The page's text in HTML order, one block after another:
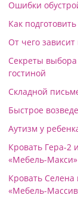
Ошибки
Как
От чего
Секреты
гостиной
Складной
Быстрое
Аутизм у
Кровать Гера-2
«Мебель-Макси»
Кровать Селена
«Мебель-